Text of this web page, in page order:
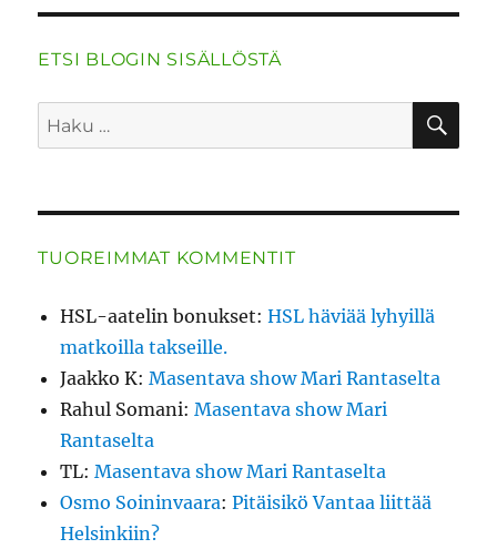
ETSI BLOGIN SISÄLLÖSTÄ
Etsi:
TUOREIMMAT KOMMENTIT
HSL-aatelin bonukset:HSL häviää lyhyillä
matkoilla takseille.
Jaakko K:Masentava show Mari Rantaselta
Rahul Somani:Masentava show Mari
Rantaselta
TL:Masentava show Mari Rantaselta
Osmo Soininvaara:Pitäisikö Vantaa liittää
Helsinkiin?